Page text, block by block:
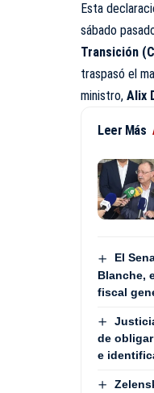
Esta
sábado
Transición
traspasó el
ministro, Alix
Leer Más
El
Blanche,
fiscal
de
e